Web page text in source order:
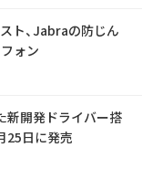
ト、Jabraの防じん
ォン
新開発ドライバー搭
25日に発売